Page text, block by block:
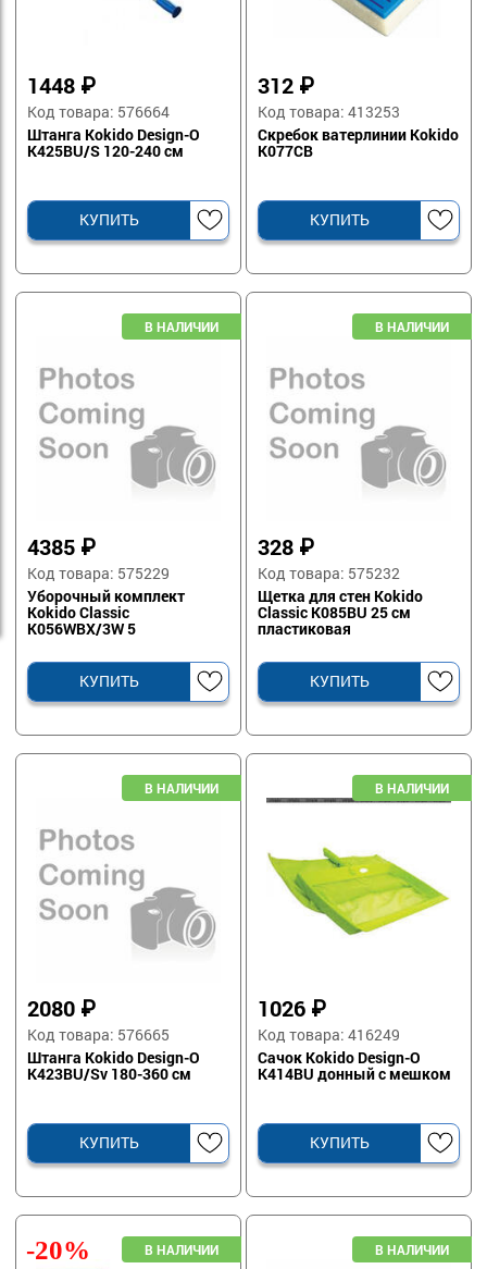
1448 ₽
Код товара: 576664
Штанга Kokido Design-O
K425BU/S 120-240 см
КУПИТЬ
312 ₽
Код товара: 413253
Скребок ватерлинии Kokido
K077CB
КУПИТЬ
4385 ₽
Код товара: 575229
Уборочный комплект
Kokido Classic
K056WBX/3W 5
КУПИТЬ
328 ₽
Код товара: 575232
Щетка для стен Kokido
Classic K085BU 25 см
пластиковая
КУПИТЬ
2080 ₽
Код товара: 576665
Штанга Kokido Design-O
K423BU/Sv 180-360 см
КУПИТЬ
1026 ₽
Код товара: 416249
Сачок Kokido Design-O
K414BU донный с мешком
КУПИТЬ
-20%